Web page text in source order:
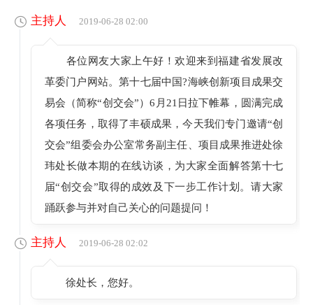
主持人 2019-06-28 02:00
各位网友大家上午好！欢迎来到福建省发展改
革委门户网站。第十七届中国?海峡创新项目成果交
易会（简称“创交会”）6月21日拉下帷幕，圆满完成
各项任务，取得了丰硕成果，今天我们专门邀请“创
交会”组委会办公室常务副主任、项目成果推进处徐
玮处长做本期的在线访谈，为大家全面解答第十七
届“创交会”取得的成效及下一步工作计划。请大家
踊跃参与并对自己关心的问题提问！
主持人 2019-06-28 02:02
徐处长，您好。